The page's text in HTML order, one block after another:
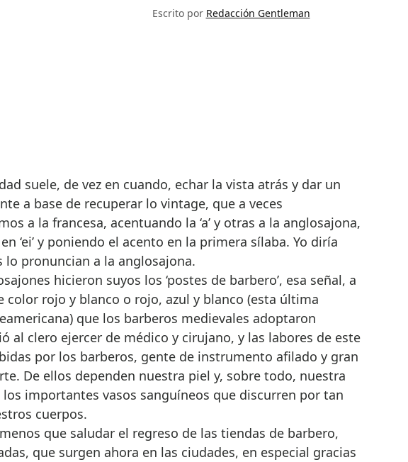
Escrito por Redacción Gentleman
a base de recuperar lo vintage, que a veces
a la francesa, acentuando la ‘a’ y otras a la anglosajona,
en ‘ei’ y poniendo el acento en la primera sílaba. Yo diría
lo pronuncian a la anglosajona.
hicieron suyos los ‘postes de barbero’, esa señal, a
color rojo y blanco o rojo, azul y blanco (esta última
que los barberos medievales adoptaron
al clero ejercer de médico y cirujano, y las labores de este
por los barberos, gente de instrumento afilado y gran
De ellos dependen nuestra piel y, sobre todo, nuestra
importantes vasos sanguíneos que discurren por tan
cuerpos.
que saludar el regreso de las tiendas de barbero,
que surgen ahora en las ciudades, en especial gracias